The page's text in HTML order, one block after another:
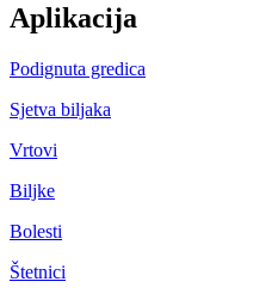
Aplikacija
Podignuta gredica
Sjetva biljaka
Vrtovi
Biljke
Bolesti
Štetnici